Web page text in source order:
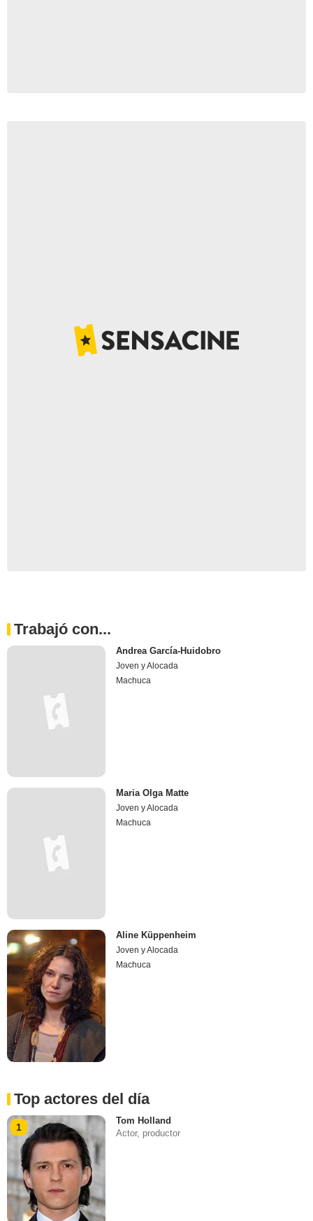
Trabajó con...
Andrea García-Huidobro
Joven y Alocada
Machuca
Maria Olga Matte
Joven y Alocada
Machuca
Aline Küppenheim
Joven y Alocada
Machuca
Top actores del día
1
Tom Holland
Actor, productor